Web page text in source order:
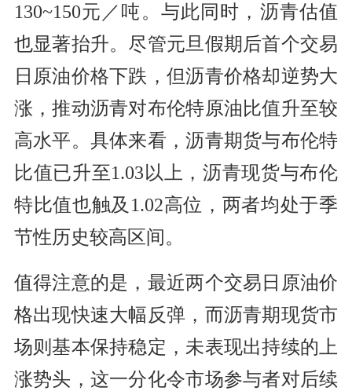
130~150元／吨。与此同时，沥青估值
也显著抬升。尽管元旦假期后首个交易
日原油价格下跌，但沥青价格却逆势大
涨，推动沥青对布伦特原油比值升至较
高水平。具体来看，沥青期货与布伦特
比值已升至1.03以上，沥青现货与布伦
特比值也触及1.02高位，两者均处于季
节性历史较高区间。
值得注意的是，最近两个交易日原油价
格出现快速大幅反弹，而沥青期现货市
场则基本保持稳定，未表现出持续的上
涨势头，这一分化令市场参与者对后续